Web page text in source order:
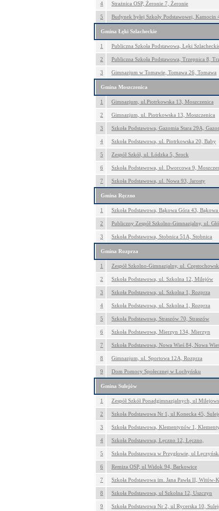
4 Strażnica OSP, Żeronie 7, Żeronie
5 Budynek byłej Szkoły Podstawowej, Kamocin
Gmina Łęki Szlacheckie
1 Publiczna Szkoła Podstawowa, Łęki
2 Publiczna Szkoła Podstawowa, Trzepnica 8,
3 Gimnazjum w Tomawie, Tomawa 26, Tomawa
Gmina Moszczenica
1 Gimnazjum, ul.Piotrkowska 13, Moszczenica
2 Gimnazjum, ul. Piotrkowska 13, Moszczenica
3 Szkoła Podstawowa, Gazomia Stara 29A,
4 Szkoła Podstawowa, ul. Piotrkowska 20, Baby
5 Zespół Szkół, ul. Łódzka 5, Srock
6 Szkoła Podstawowa, ul. Dworcowa 9,
7 Szkoła Podstawowa, ul. Nowa 93, Jarosty
Gmina Ręczno
1 Szkoła Podstawowa, Bąkowa Góra 43,
2 Publiczny Zespół Szkolno-Gimnazjalny, ul.
3 Szkoła Podstawowa, Stobnica 51A, Stobnica
Gmina Rozprza
1 Zespół Szkolno-Gimnazjalny, ul.
2 Szkoła Podstawowa, ul. Szkolna 12, Milejów
3 Szkoła Podstawowa, ul. Szkolna 1, Rozprza
4 Szkoła Podstawowa, ul. Szkolna 1, Rozprza
5 Szkoła Podstawowa, Straszów 70, Straszów
6 Szkoła Podstawowa, Mierzyn 134, Mierzyn
7 Szkoła Podstawowa, Nowa Wieś 84, Nowa
8 Gimnazjum, ul. Sportowa 12A, Rozprza
9 Dom Pomocy Społecznej w Łochyńsku
Gmina Sulejów
1 Zespół Szkół Ponadgimnazjalnych, ul
2 Szkoła Podstawowa Nr 1, ul Konecka 45,
3 Szkoła Podstawowa, Klementynów 1,
4 Szkoła Podstawowa, Łęczno 12, Łęczno,
5 Szkoła Podstawowa w Przygłowie, ul
6 Remiza OSP, ul Widok 94, Barkowice
7 Szkoła Podstawowa im. Jana Pawła II,
8 Szkoła Podstawowa, ul Szkolna 12, Uszczyn
9 Szkoła Podstawowa Nr 2, ul Rycerska 10,